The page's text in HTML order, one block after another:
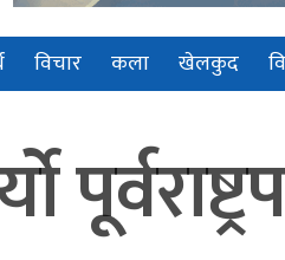
विचार कला खेलकुद